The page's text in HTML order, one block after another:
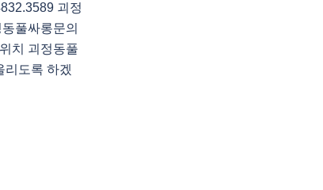
괴정
풀싸롱문의
치 괴정동풀
리도록 하겠